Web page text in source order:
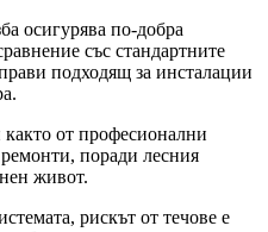
осигурява по-добра
със стандартните
подходящ за инсталации
от професионални
поради лесния
живот.
рискът от течове е